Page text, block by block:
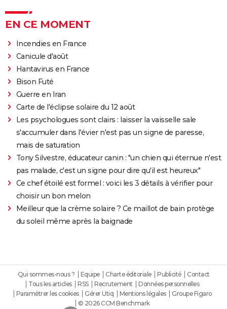
EN CE MOMENT
Incendies en France
Canicule d'août
Hantavirus en France
Bison Futé
Guerre en Iran
Carte de l'éclipse solaire du 12 août
Les psychologues sont clairs : laisser la vaisselle sale
s'accumuler dans l'évier n'est pas un signe de paresse,
mais de saturation
Tony Silvestre, éducateur canin : "un chien qui éternue n'est
pas malade, c'est un signe pour dire qu'il est heureux"
Ce chef étoilé est formel : voici les 3 détails à vérifier pour
choisir un bon melon
Meilleur que la crème solaire ? Ce maillot de bain protège
du soleil même après la baignade
Qui sommes-nous ? Equipe Charte éditoriale Publicité
Contact
Tous les articles
RSS Recrutement
Données personnelles
Paramétrer les cookies
Gérer Utiq Mentions légales
Groupe Figaro
© 2026 CCM Benchmark